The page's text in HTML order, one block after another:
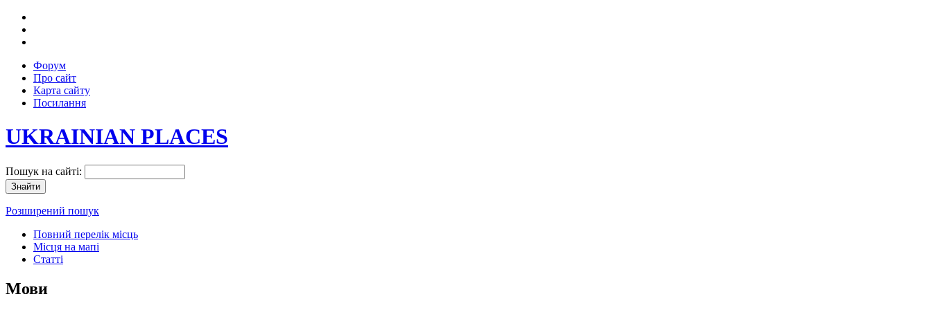
Форум
Про сайт
Карта сайту
Посилання
UKRAINIAN PLACES
Пошук на сайті:
Розширений пошук
Повний перелік місць
Місця на мапі
Статті
Мови